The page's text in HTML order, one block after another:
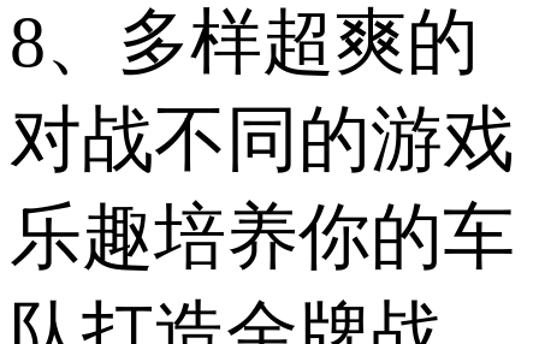
8、多样超爽的
对战不同的游戏
乐趣培养你的车